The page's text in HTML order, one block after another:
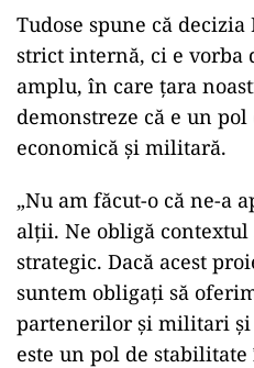
Tudose spune că
strict internă, ci e vorba
amplu, în care țara
demonstreze că e un
economică și militară.
„Nu am făcut-o că ne-a
alții. Ne obligă contextul
strategic. Dacă acest
suntem obligați să
partenerilor și militari și
este un pol de